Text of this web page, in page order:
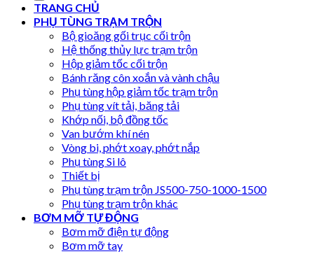
TRANG CHỦ
PHỤ TÙNG TRẠM TRỘN
Bộ gioăng gối trục cối trộn
Hệ thống thủy lực trạm trộn
Hộp giảm tốc cối trộn
Bánh răng côn xoắn và vành chậu
Phụ tùng hộp giảm tốc trạm trộn
Phụ tùng vít tải, băng tải
Khớp nối, bộ đồng tốc
Van bướm khí nén
Vòng bi, phớt xoay, phớt nắp
Phụ tùng Si lô
Thiết bị
Phụ tùng trạm trộn JS500-750-1000-1500
Phụ tùng trạm trộn khác
BƠM MỠ TỰ ĐỘNG
Bơm mỡ điện tự động
Bơm mỡ tay